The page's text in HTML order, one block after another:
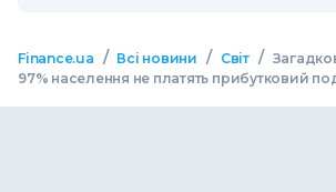
Finance.ua / Всі новини / Світ /
97% населення не платять прибутковий